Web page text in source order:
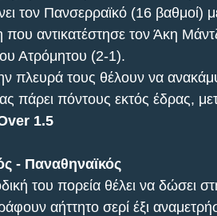
τον Πανσερραϊκό (16 βαθμοί)
αντικατέστησε τον Άκη
Ατρόμητου (2-1).
πλευρά τους θέλουν να
πάρει πόντους εκτός έδρας,
1.5
- Παναθηναϊκός
του πορεία θέλει να δώσει
αήττητο σερί έξι